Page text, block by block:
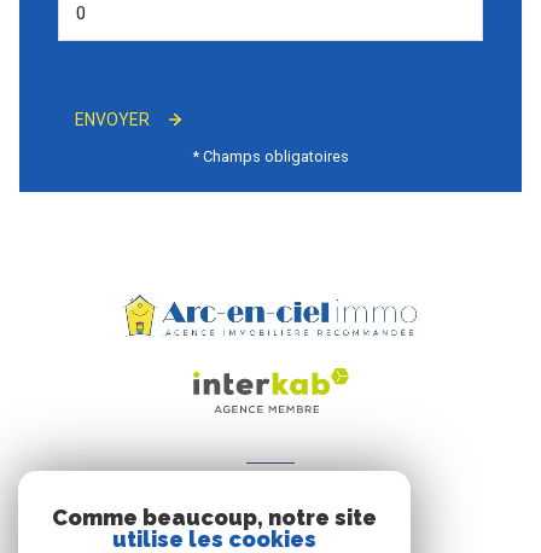
ENVOYER
* Champs obligatoires
Nous adhérons
Comme beaucoup, notre site
utilise les cookies